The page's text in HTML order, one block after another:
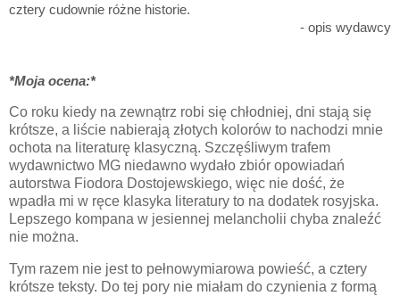
cztery cudownie różne historie.
- opis wydawcy
*Moja ocena:*
Co roku kiedy na zewnątrz robi się chłodniej, dni stają się
krótsze, a liście nabierają złotych kolorów to nachodzi mnie
ochota na literaturę klasyczną. Szczęśliwym trafem
wydawnictwo MG niedawno wydało zbiór opowiadań
autorstwa Fiodora Dostojewskiego, więc nie dość, że
wpadła mi w ręce klasyka literatury to na dodatek rosyjska.
Lepszego kompana w jesiennej melancholii chyba znaleźć
nie można.
Tym razem nie jest to pełnowymiarowa powieść, a cztery
krótsze teksty. Do tej pory nie miałam do czynienia z formą